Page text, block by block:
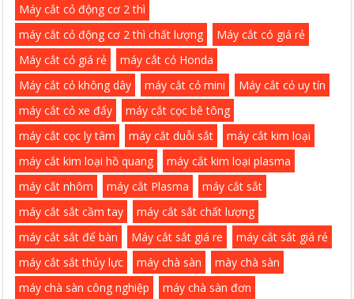
Máy cắt cỏ động cơ 2 thì
máy cắt cỏ động cơ 2 thì chất lượng
Máy cắt có giá rẻ
Máy cắt cỏ giá rẻ
máy cắt cỏ Honda
Máy cắt cỏ không dây
máy cắt cỏ mini
Máy cắt cỏ uy tín
máy cắt cỏ xe đẩy
máy cắt cọc bê tông
máy cắt cọc ly tâm
máy cắt duỗi sắt
máy cắt kim loại
máy cắt kim loại hồ quang
máy cắt kim loại plasma
máy cắt nhôm
máy cắt Plasma
máy cắt sắt
máy cắt sắt cầm tay
máy cắt sắt chất lượng
máy cắt sắt để bàn
Máy cắt sắt giá re
máy cắt sắt giá rẻ
máy cắt sắt thủy lực
máy chà sàn
mày chà sàn
máy chà sàn công nghiệp
máy chà sàn đơn